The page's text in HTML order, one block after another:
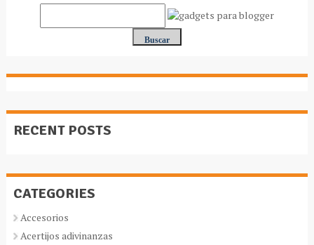
RECENT POSTS
CATEGORIES
Accesorios
Acertijos adivinanzas